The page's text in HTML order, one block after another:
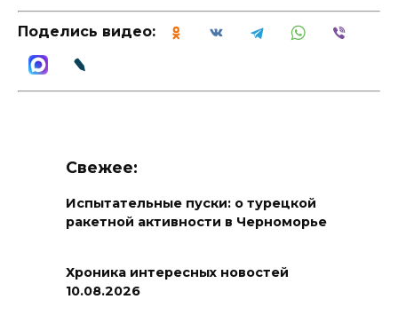
Поделись видео:
Свежее:
Испытательные пуски: о турецкой
ракетной активности в Черноморье
Хроника интересных новостей
10.08.2026